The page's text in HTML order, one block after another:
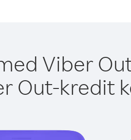
Viber
Out-kredit